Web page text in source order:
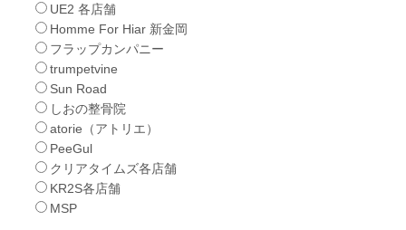
UE2 各店舗
Homme For Hiar 新金岡
フラップカンパニー
trumpetvine
Sun Road
しおの整骨院
atorie（アトリエ）
PeeGul
クリアタイムズ各店舗
KR2S各店舗
MSP